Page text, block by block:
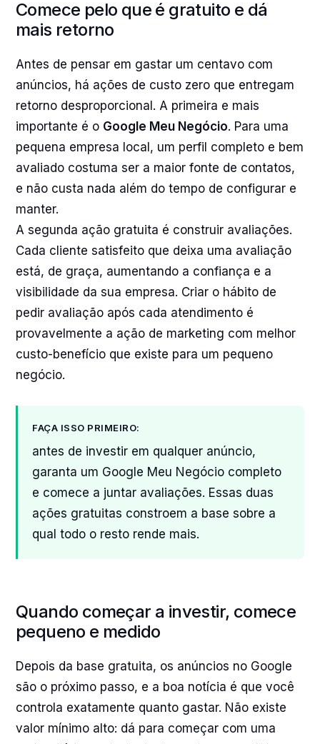
Comece pelo que é gratuito e dá
mais retorno
Antes de pensar em gastar um centavo com
anúncios, há ações de custo zero que entregam
retorno desproporcional. A primeira e mais
importante é o Google Meu Negócio. Para uma
pequena empresa local, um perfil completo e bem
avaliado costuma ser a maior fonte de contatos,
e não custa nada além do tempo de configurar e
manter.
A segunda ação gratuita é construir avaliações.
Cada cliente satisfeito que deixa uma avaliação
está, de graça, aumentando a confiança e a
visibilidade da sua empresa. Criar o hábito de
pedir avaliação após cada atendimento é
provavelmente a ação de marketing com melhor
custo-benefício que existe para um pequeno
negócio.
FAÇA ISSO PRIMEIRO:
antes de investir em qualquer anúncio,
garanta um Google Meu Negócio completo
e comece a juntar avaliações. Essas duas
ações gratuitas constroem a base sobre a
qual todo o resto rende mais.
Quando começar a investir, comece
pequeno e medido
Depois da base gratuita, os anúncios no Google
são o próximo passo, e a boa notícia é que você
controla exatamente quanto gastar. Não existe
valor mínimo alto: dá para começar com uma